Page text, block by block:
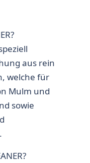
aus rein
welche für
Mulm und
sowie